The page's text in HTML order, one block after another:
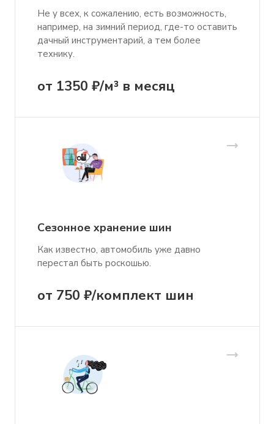
Не у всех, к сожалению, есть возможность,
например, на зимний период, где-то оставить
дачный инструментарий, а тем более
технику.
от 1350 ₽/м³ в месяц
Сезонное хранение шин
Как известно, автомобиль уже давно
перестал быть роскошью.
от 750 ₽/комплект шин